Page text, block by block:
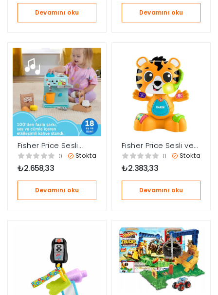
Devamını oku Devamını oku
Fisher Price Sesli
Eğlen ve Öğren
Kahve Yapmayı
Öğreniyorum HYR99
0 Stokta
₺2.658,33
Devamını oku
Fisher Price Sesli ve
Işıklı Link Squad DJ
Kaplan HYL28
0 Stokta
₺2.383,33
Devamını oku